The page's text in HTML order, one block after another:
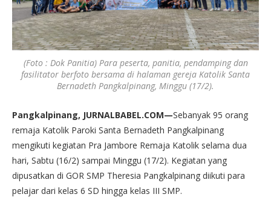
(Foto : Dok Panitia) Para peserta, panitia, pendamping dan
fasilitator berfoto bersama di halaman gereja Katolik Santa
Bernadeth Pangkalpinang, Minggu (17/2).
Pangkalpinang, JURNALBABEL.COM—Sebanyak 95 orang
remaja Katolik Paroki Santa Bernadeth Pangkalpinang
mengikuti kegiatan Pra Jambore Remaja Katolik selama dua
hari, Sabtu (16/2) sampai Minggu (17/2). Kegiatan yang
dipusatkan di GOR SMP Theresia Pangkalpinang diikuti para
pelajar dari kelas 6 SD hingga kelas III SMP.